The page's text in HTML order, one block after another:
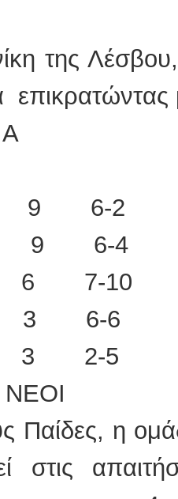
της
9 6-2
9 6-4
7-10
3 6-6
3 2-5
Παίδες, η
στις